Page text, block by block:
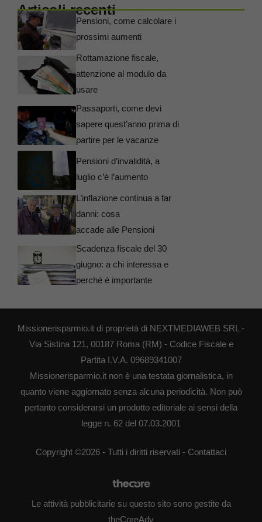
Articoli recenti
Pensioni, come calcolare i
prossimi aumenti
Rottamazione fiscale,
attenzione al modulo da
usare
Passaporti, come devi
sapere quest’anno prima di
partire per le vacanze
Pensioni d’invalidità, a
luglio c’è l’aumento
L’inflazione continua a far
danni: cosa
accade alle Pensioni
Scadenza fiscale del 30
giugno: a chi interessa e
perché è importante
Missionerisparmio.it di proprietà di NEXTMEDIAWEB SRL -
Via Sistina 121, 00187 Roma (RM) - Codice Fiscale e
Partita I.V.A. 09689341007
Missionerisparmio.it non è una testata giornalistica, in
quanto viene aggiornato senza alcuna periodicità. Non può
pertanto considerarsi un prodotto editoriale ai sensi della
legge n. 62 del 07.03.2001
Copyright ©2026 - Tutti i diritti riservati - Contattaci
Le attività pubblicitarie su questo sito sono gestite da
theCoreAdv